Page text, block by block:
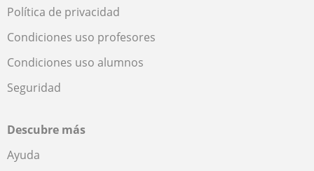
Política de privacidad
Condiciones uso profesores
Condiciones uso alumnos
Seguridad
Descubre más
Ayuda